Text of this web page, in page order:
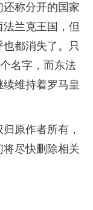
称分开的国家
兰克王国，但
都消失了。只
名字，而东法
维持着罗马皇
原作者所有，
尽快删除相关